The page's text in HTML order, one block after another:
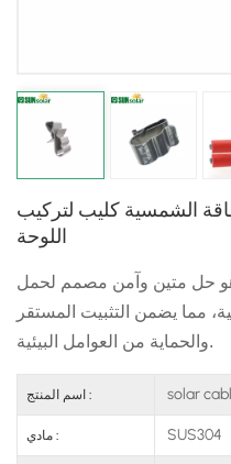
الشمسية كليب لتركيب
اللوحة
حل متين وآمن مصمم لحمل
مما يضمن التثبيت المستقر
والحماية من العوامل البيئية.
اسم المنتج : solar
مادي : SUS304